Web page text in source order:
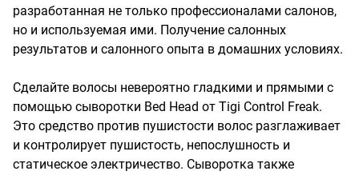
разработанная не только профессионалами салонов,
но и используемая ими. Получение салонных
результатов и салонного опыта в домашних условиях.
Сделайте волосы невероятно гладкими и прямыми с
помощью сыворотки Bed Head от Tigi Control Freak.
Это средство против пушистости волос разглаживает
и контролирует пушистость, непослушность и
статическое электричество. Сыворотка также